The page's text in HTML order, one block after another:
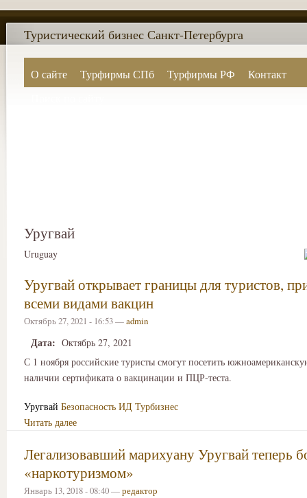
О сайте Турфирмы СПб Турфирмы РФ
Контакт
Туристический бизнес Санкт-Петербурга
Уругвай
Uruguay
Уругвай открывает границы для туристов,
всеми видами вакцин
Октябрь 27, 2021 - 16:53 —admin
Дата: Октябрь 27, 2021
С 1 ноября российские туристы смогут посетить
наличии сертификата о вакцинации и ПЦР-теста.
Уругвай Безопасность ИД Турбизнес
Читать далее
Легализовавший марихуану Уругвай теперь
«наркотуризмом»
Январь 13, 2018 - 08:40 —редактор